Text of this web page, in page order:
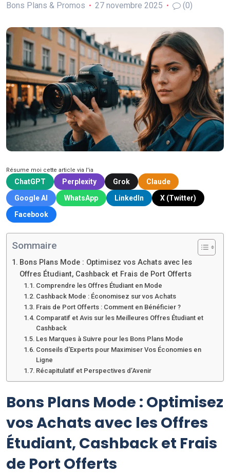
Bons Plans & Promos 27 novembre 2025 (0)
Résume moi cette article via l'ia
ChatGPT Perplexity Grok
Claude
Google AI
WhatsApp LinkedIn
X (Twitter)
Facebook
Sommaire
Bons Plans Mode : Optimisez vos Achats avec les
Offres Étudiant, Cashback et Frais de Port Offerts
Comprendre les Offres Étudiant en Mode
Cashback Mode : Économisez sur vos Achats
Frais de Port Offerts : Comment en Bénéficier ?
Comparatif et Avis sur les Meilleures Offres Étudiant et
Cashback
Les Marques à Suivre pour les Bons Plans Mode
Conseils d’Experts pour Maximiser Vos Économies en
Ligne
Récapitulatif et Perspectives d’Avenir
Bons Plans Mode : Optimisez
vos Achats avec les Offres
Étudiant, Cashback et Frais
de Port Offerts